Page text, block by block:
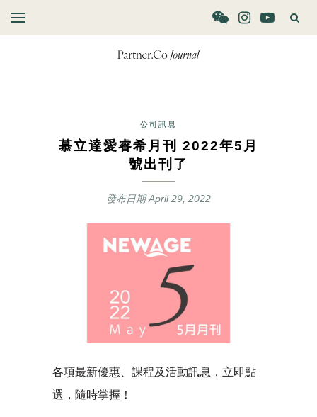
公司訊息
慕立達愛睿希月刊 2022年5月
號出刊了
發布日期April 29, 2022
各項最新優惠、課程及活動訊息，立即點
選，隨時掌握！